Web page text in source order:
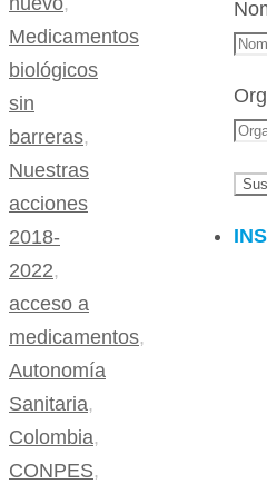
Medicamentos
biológicos
sin
barreras,
Nuestras
acciones
2018-
2022,
acceso a
medicamentos,
Autonomía
Sanitaria,
Colombia,
CONPES,